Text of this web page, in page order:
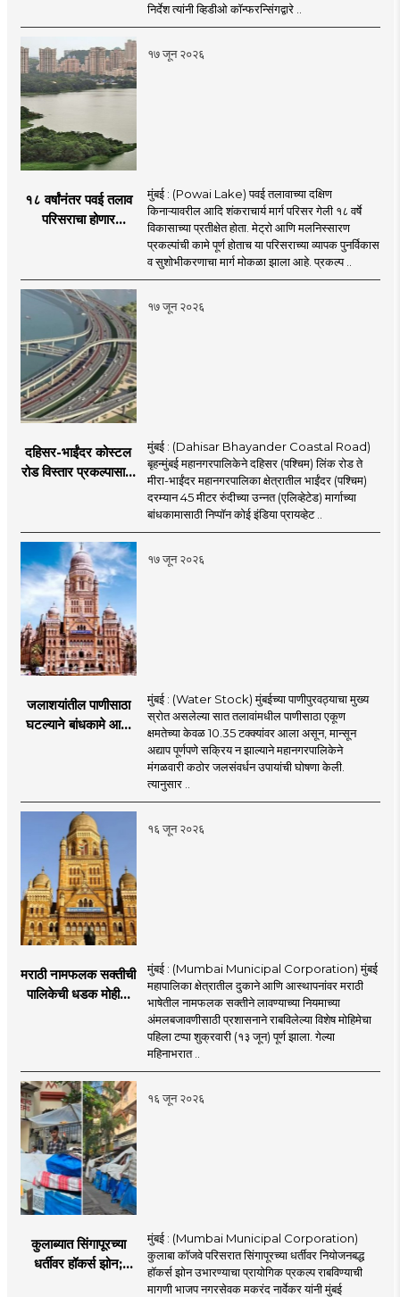
शिंदे
निर्देश त्यांनी व्हिडीओ कॉन्फरन्सिंगद्वारे ..
१७ जून २०२६
१८ वर्षांनंतर पवई तलाव
परिसराचा होणार
सुरुवात;
मुंबई : (Powai Lake) पवई तलावाच्या दक्षिण
किनाऱ्यावरील आदि शंकराचार्य मार्ग परिसर गेली १८ वर्षे
विकासाच्या प्रतीक्षेत होता. मेट्रो आणि मलनिस्सारण
प्रकल्पांची कामे पूर्ण होताच या परिसराच्या व्यापक पुनर्विकास
व सुशोभीकरणाचा मार्ग मोकळा झाला आहे. प्रकल्प ..
१७ जून २०२६
दहिसर-भाईंदर कोस्टल
रोड विस्तार प्रकल्पासाठी
मंजुरीची प्रतीक्षा
मुंबई : (Dahisar Bhayander Coastal Road)
बृहन्मुंबई महानगरपालिकेने दहिसर (पश्चिम) लिंक रोड ते
मीरा-भाईंदर महानगरपालिका क्षेत्रातील भाईंदर (पश्चिम)
दरम्यान 45 मीटर रुंदीच्या उन्नत (एलिव्हेटेड) मार्गाच्या
बांधकामासाठी निप्पॉन कोई इंडिया प्रायव्हेट ..
१७ जून २०२६
जलाशयांतील पाणीसाठा
घटल्याने बांधकामे आणि
निर्बंध
मुंबई : (Water Stock) मुंबईच्या पाणीपुरवठ्याचा मुख्य
स्रोत असलेल्या सात तलावांमधील पाणीसाठा एकूण
क्षमतेच्या केवळ 10.35 टक्क्यांवर आला असून, मान्सून
अद्याप पूर्णपणे सक्रिय न झाल्याने महानगरपालिकेने
मंगळवारी कठोर जलसंवर्धन उपायांची घोषणा केली.
त्यानुसार ..
१६ जून २०२६
मराठी नामफलक सक्तीची
पालिकेची धडक मोहीम;
मुंबई : (Mumbai Municipal Corporation) मुंबई
महापालिका क्षेत्रातील दुकाने आणि आस्थापनांवर मराठी
भाषेतील नामफलक सक्तीने लावण्याच्या नियमाच्या
अंमलबजावणीसाठी प्रशासनाने राबविलेल्या विशेष मोहिमेचा
पहिला टप्पा शुक्रवारी (१३ जून) पूर्ण झाला. गेल्या
महिनाभरात ..
१६ जून २०२६
कुलाब्यात सिंगापूरच्या
धर्तीवर हॉकर्स झोन;
मुंबई : (Mumbai Municipal Corporation)
कुलाबा कॉजवे परिसरात सिंगापूरच्या धर्तीवर नियोजनबद्ध
हॉकर्स झोन उभारण्याचा प्रायोगिक प्रकल्प राबविण्याची
मागणी भाजप नगरसेवक मकरंद नार्वेकर यांनी मुंबई